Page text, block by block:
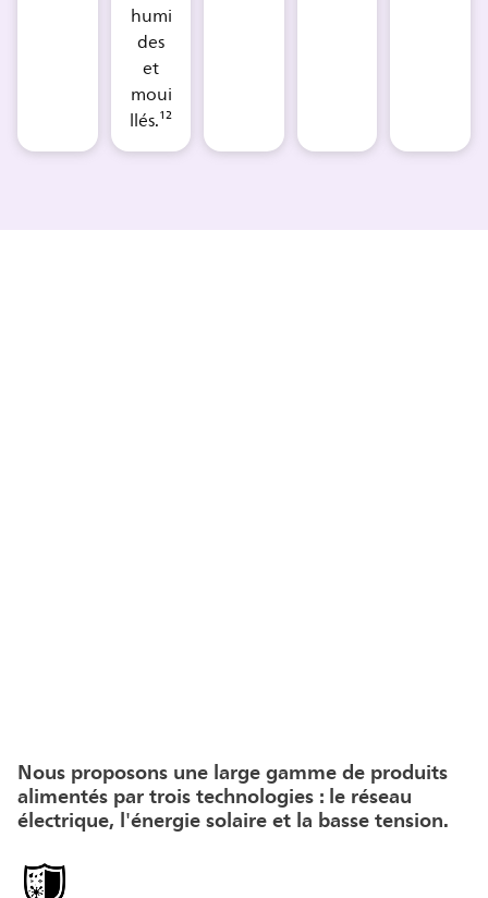
humi
des
et
moui
llés.¹²
Nous proposons une large gamme de produits
alimentés par trois technologies : le réseau
électrique, l'énergie solaire et la basse tension.